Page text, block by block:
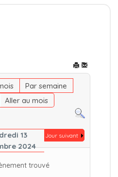
Par semaine
Aller au mois
13
2024
Jour suivant
trouvé